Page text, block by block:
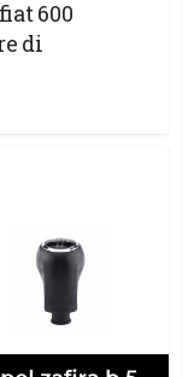
600
di